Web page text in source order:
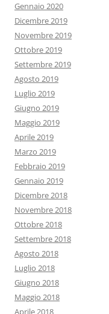
Gennaio 2020
Dicembre 2019
Novembre 2019
Ottobre 2019
Settembre 2019
Agosto 2019
Luglio 2019
Giugno 2019
Maggio 2019
Aprile 2019
Marzo 2019
Febbraio 2019
Gennaio 2019
Dicembre 2018
Novembre 2018
Ottobre 2018
Settembre 2018
Agosto 2018
Luglio 2018
Giugno 2018
Maggio 2018